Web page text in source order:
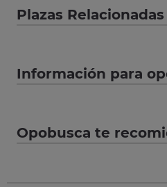
Plazas Relacionadas
Información para
Opobusca te